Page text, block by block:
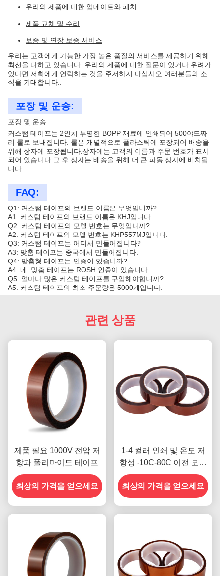
우리의 제품에 대한 업데이트와 패치
제품 교체 및 수리
보증 및 연장 보증 서비스
우리는 고객에게 가능한 가장 높은 품질의 서비스를 제공하기 위해
최선을 다하고 있습니다. 우리의 제품에 대한 질문이 있거나 우려가
있다면 저희에게 연락하는 것을 주저하지 마십시오.여러분들의 소
식을 기대합니다..
포장 및 운송:
포장 및 운송
커스텀 테이프는 2인치 투명한 BOPP 재료에 인쇄되어 500야드짜
리 롤로 보내집니다. 롤은 개별적으로 플라스틱에 포장되어 배송을
위해 상자에 포장됩니다.상자에는 고객의 이름과 주문 번호가 표시
되어 있습니다.그 후 상자는 배송을 위해 더 큰 파동 상자에 배치됩
니다.
FAQ:
Q1: 커스텀 테이프의 브랜드 이름은 무엇입니까?
A1: 커스텀 테이프의 브랜드 이름은 KHJ입니다.
Q2: 커스텀 테이프의 모델 번호는 무엇입니까?
A2: 커스텀 테이프의 모델 번호는 KHP557MJ입니다.
Q3: 커스텀 테이프는 어디서 만들어집니다?
A3: 맞춤 테이프는 중국에서 만들어집니다.
Q4: 맞춤형 테이프는 인증이 있습니까?
A4: 네, 맞춤 테이프는 ROSH 인증이 있습니다.
Q5: 얼마나 많은 커스텀 테이프를 구입해야합니까?
A5: 커스텀 테이프의 최소 주문량은 5000개입니다.
관련 상품
제품 필요 1000V 전압 저
항과 폴리마이드 테이프
최상의 가격을 얻으세요
1-4 컬러 인쇄 및 온도 저
항성 -10C-80C 이전 모델
의 신용 카드 결제 방법
최상의 가격을 얻으세요